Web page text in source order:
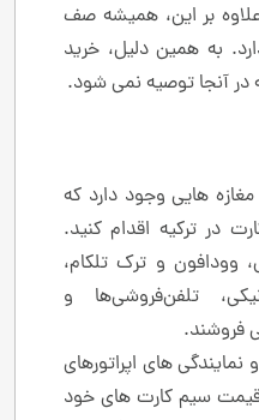
بر این، همیشه صف
به همین دلیل، خرید
در آنجا توصیه نمی شود.
هایی وجود دارد که
در ترکیه اقدام کنید.
وودافون و ترک تلکام،
تلفن‌فروشی‌ها و
فروشند.
های اپراتورهای
قیمت سیم کارت های خود